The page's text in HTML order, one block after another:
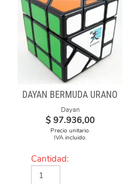
DAYAN BERMUDA URANO
Dayan
$ 97.936,00
Precio unitario.
IVA incluido.
Cantidad: